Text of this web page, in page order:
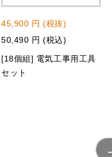
45,900 円 (税抜)
50,490 円 (税込)
[18個組] 電気工事用工具
セット